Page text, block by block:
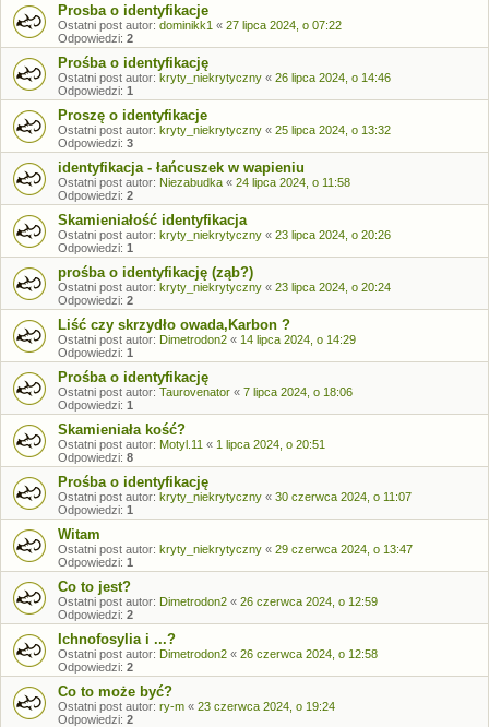
Prosba o identyfikacje
Ostatni post autor: dominikk1 « 27 lipca 2024, o 07:22
Odpowiedzi: 2
Prośba o identyfikację
Ostatni post autor: kryty_niekrytyczny « 26 lipca 2024, o 14:46
Odpowiedzi: 1
Proszę o identyfikacje
Ostatni post autor: kryty_niekrytyczny « 25 lipca 2024, o 13:32
Odpowiedzi: 3
identyfikacja - łańcuszek w wapieniu
Ostatni post autor: Niezabudka « 24 lipca 2024, o 11:58
Odpowiedzi: 2
Skamieniałość identyfikacja
Ostatni post autor: kryty_niekrytyczny « 23 lipca 2024, o 20:26
Odpowiedzi: 1
prośba o identyfikację (ząb?)
Ostatni post autor: kryty_niekrytyczny « 23 lipca 2024, o 20:24
Odpowiedzi: 2
Liść czy skrzydło owada,Karbon ?
Ostatni post autor: Dimetrodon2 « 14 lipca 2024, o 14:29
Odpowiedzi: 1
Prośba o identyfikację
Ostatni post autor: Taurovenator « 7 lipca 2024, o 18:06
Odpowiedzi: 1
Skamieniała kość?
Ostatni post autor: Motyl.11 « 1 lipca 2024, o 20:51
Odpowiedzi: 8
Prośba o identyfikację
Ostatni post autor: kryty_niekrytyczny « 30 czerwca 2024, o 11:07
Odpowiedzi: 1
Witam
Ostatni post autor: kryty_niekrytyczny « 29 czerwca 2024, o 13:47
Odpowiedzi: 1
Co to jest?
Ostatni post autor: Dimetrodon2 « 26 czerwca 2024, o 12:59
Odpowiedzi: 2
Ichnofosylia i ...?
Ostatni post autor: Dimetrodon2 « 26 czerwca 2024, o 12:58
Odpowiedzi: 2
Co to może być?
Ostatni post autor: ry-m « 23 czerwca 2024, o 19:24
Odpowiedzi: 2